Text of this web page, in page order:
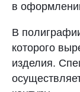
в
В
которого
изделия.